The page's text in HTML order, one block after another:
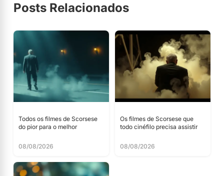
Posts Relacionados
Todos os filmes de Scorsese
do pior para o melhor
08/08/2026
Os filmes de Scorsese que
todo cinéfilo precisa assistir
08/08/2026